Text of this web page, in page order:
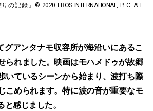
の記録』© 2020 EROS INTERNATIONAL, PLC. ALL
グアンタナモ収容所が海沿いにあるこ
られました。映画はモハメドゥが故郷
いているシーンから始まり、波打ち際
こめられます。特に波の音が重要なモ
感じました。